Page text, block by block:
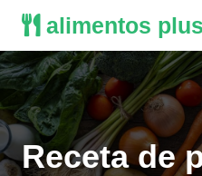
alimentos plus
Receta de